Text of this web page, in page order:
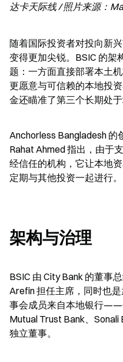
达卡天际线 / 照片来源：
随着国际投资者对投向新
变得更加尖锐。BSIC 的架
题：一方面直接部署本土
更愿意与可信赖的本地投
金还瞄准了第三个长期处
Anchorless Bangladesh 的
Rahat Ahmed 指出，由于
经信任的机构，它让本地
定期与其他投资一起进行。
架构与治理
BSIC 由 City Bank 的董事
Arefin 担任主席，同时也
事会成员来自本地银行——
Mutual Trust Bank、
独立董事。